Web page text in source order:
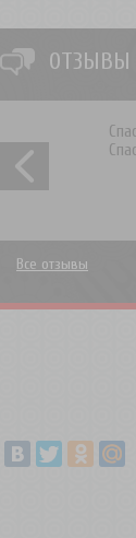
ОТЗЫВЫ
Все отзывы